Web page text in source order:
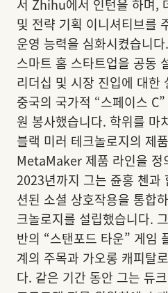
서 Zhihu에서 인턴을 하며,
및 전략 기획 이니셔티브를
운영 능력을 심화시켰습니
스마트 홈 스타트업을 공동
리더십 및 시장 진입에 대한
중국의 국가적 “스페이스
원 봉사했습니다. 학위를 마
블랙 미러 테크놀로지의 제
MetaMaker 제품 라인을 정
2023년까지 그는 쥰홍 첸과
션된 소셜 상호작용을 통합
크놀로지를 설립했습니다.
반의 “스탠포드 타운” 게임
계의 주목과 가오롱 캐피탈
다. 같은 기간 동안 그는 듀